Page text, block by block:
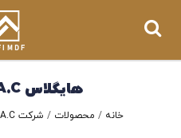
هایگلاس S.A.C کد M-22
خانه / محصولات / شرکت S.A.C